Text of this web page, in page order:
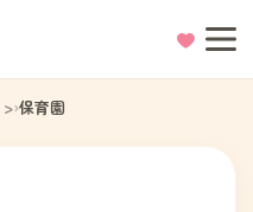
保育園